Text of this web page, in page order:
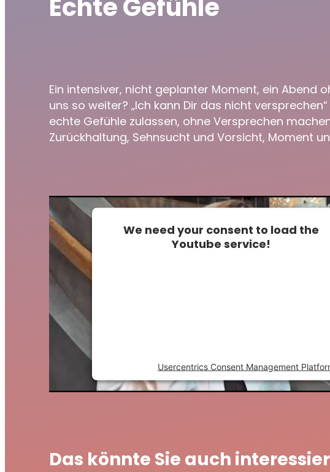
Echte Gefühle
Ein intensiver, nicht geplanter Moment, ein Abend
uns so weiter? „Ich kann Dir das nicht
echte Gefühle zulassen, ohne Versprechen
Zurückhaltung, Sehnsucht und Vorsicht, Moment
We need your consent to load the
Youtube service!
Usercentrics Consent Management
Das könnte Sie auch